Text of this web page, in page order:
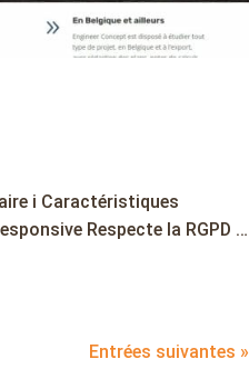
i Caractéristiques
Respecte la RGPD …
Entrées suivantes »